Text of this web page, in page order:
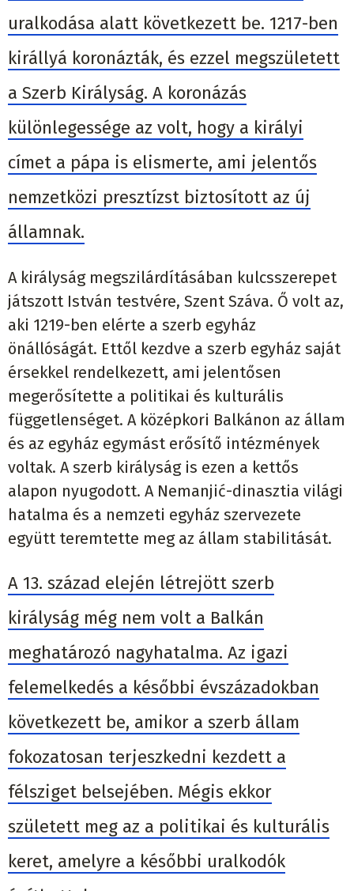
uralkodása alatt következett be. 1217-ben
királlyá koronázták, és ezzel megszületett
a Szerb Királyság. A koronázás
különlegessége az volt, hogy a királyi
címet a pápa is elismerte, ami jelentős
nemzetközi presztízst biztosított az új
államnak.
A királyság megszilárdításában kulcsszerepet
játszott István testvére, Szent Száva. Ő volt az,
aki 1219-ben elérte a szerb egyház
önállóságát. Ettől kezdve a szerb egyház saját
érsekkel rendelkezett, ami jelentősen
megerősítette a politikai és kulturális
függetlenséget. A középkori Balkánon az állam
és az egyház egymást erősítő intézmények
voltak. A szerb királyság is ezen a kettős
alapon nyugodott. A Nemanjić-dinasztia világi
hatalma és a nemzeti egyház szervezete
együtt teremtette meg az állam stabilitását.
A 13. század elején létrejött szerb
királyság még nem volt a Balkán
meghatározó nagyhatalma. Az igazi
felemelkedés a későbbi évszázadokban
következett be, amikor a szerb állam
fokozatosan terjeszkedni kezdett a
félsziget belsejében. Mégis ekkor
született meg az a politikai és kulturális
keret, amelyre a későbbi uralkodók